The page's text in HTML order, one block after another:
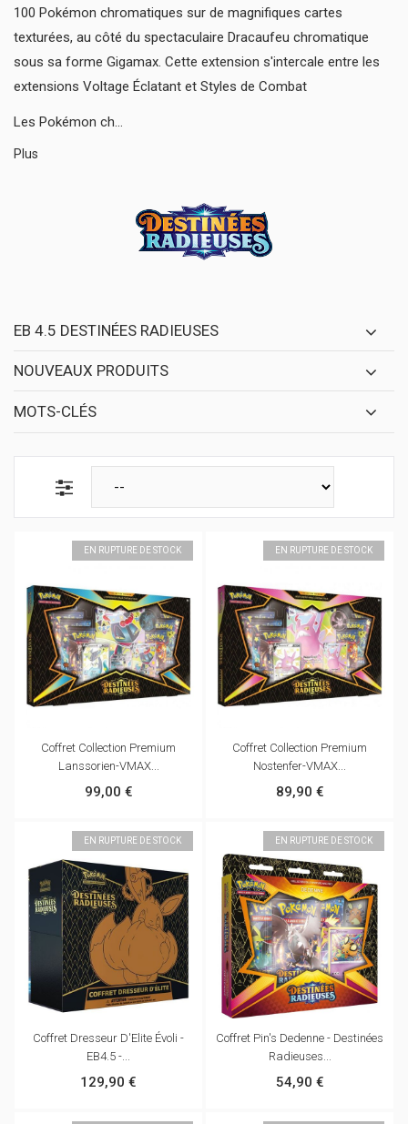
100 Pokémon chromatiques sur de magnifiques cartes
texturées, au côté du spectaculaire Dracaufeu chromatique
sous sa forme Gigamax. Cette extension s'intercale entre les
extensions Voltage Éclatant et Styles de Combat
Les Pokémon ch...
Plus
EB 4.5 DESTINÉES RADIEUSES
NOUVEAUX PRODUITS
MOTS-CLÉS
EN RUPTURE DE STOCK
Coffret Collection Premium
Lanssorien-VMAX...
99,00 €
EN RUPTURE DE STOCK
Coffret Collection Premium
Nostenfer-VMAX...
89,90 €
EN RUPTURE DE STOCK
Coffret Dresseur D'Elite Évoli -
EB4.5 -...
129,90 €
EN RUPTURE DE STOCK
Coffret Pin's Dedenne - Destinées
Radieuses...
54,90 €